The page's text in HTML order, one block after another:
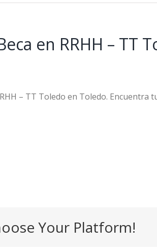
en RRHH –
– TT Toledo en Toledo. Encuentra
Your Platform!